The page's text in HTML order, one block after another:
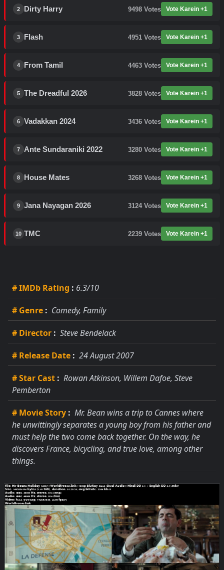
2 Dirty Harry 9498 Votes Vote Karein +1
3 Flash 4951 Votes Vote Karein +1
4 From Tamil 4463 Votes Vote Karein +1
5 The Dreadful 2026 3828 Votes Vote Karein +1
6 Vadakkan 2024 3436 Votes Vote Karein +1
7 Ante Sundaraniki 2022 3280 Votes Vote Karein +1
8 House Mates 3268 Votes Vote Karein +1
9 Jana Nayagan 2026 3124 Votes Vote Karein +1
10 TMC 2239 Votes Vote Karein +1
# IMDb Rating : 6.3/10
# Genre : Comedy, Family
# Director : Steve Bendelack
# Release Date : 24 August 2007
# Star Cast : Rowan Atkinson, Willem Dafoe, Steve
Pemberton
# Movie Story : Mr. Bean wins a trip to Cannes where
he unwittingly separates a young boy from his father and
must help the two come back together. On the way, he
discovers France, bicycling, and true love, among other
things.